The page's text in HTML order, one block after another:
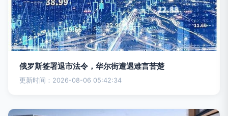
俄罗斯签署退市法令，华尔街遭遇难言苦楚
更新时间：2026-08-06 05:42:34